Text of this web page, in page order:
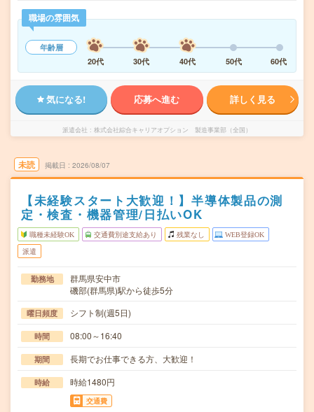
職場の雰囲気
年齢層
20代
30代 40代 50代 60代
気になる! 応募へ進む 詳しく見る
派遣会社 株式会社綜合キャリアオプション 製造事業部（全国）
未読 掲載日 2026/08/07
【未経験スタート大歓迎！】半導体製品の測
定・検査・機器管理/日払いOK
職種未経験OK 交通費別途支給あり 残業なし WEB登録OK
派遣
勤務地
群馬県安中市
磯部(群馬県)駅から徒歩5分
曜日頻度 シフト制(週5日)
時間 08:00～16:40
期間 長期でお仕事できる方、大歓迎！
時給 時給1480円
交通費